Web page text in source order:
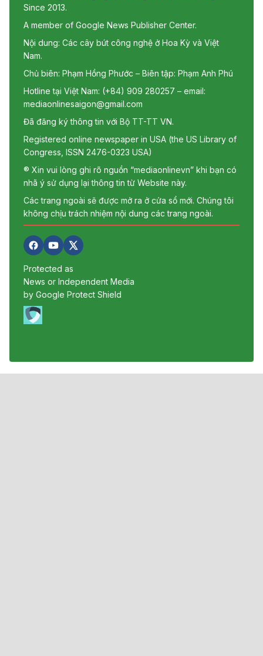
Since 2013.
A member of Google News Publisher Center.
Nội dung: Các cây bút công nghệ ở Hoa Kỳ và Việt
Nam.
Chủ biên: Phạm Hồng Phước – Biên tập: Phạm Anh Phú
Hotline tại Việt Nam: (+84) 909 280257 – email:
mediaonlinesaigon@gmail.com
Đã đăng ký thông tin với Bộ TT-TT VN.
Registered online newspaper in USA (the US Library of
Congress, ISSN 2476-0323 USA)
® Xin vui lòng ghi rõ nguồn “mediaonlinevn” khi bạn có
nhã ý sử dụng lại thông tin từ Website này.
Các trang ngoài sẽ được mở ra ở cửa sổ mới. Chúng tôi
không chịu trách nhiệm nội dung các trang ngoài.
Protected as
News or Independent Media
by Google Protect Shield